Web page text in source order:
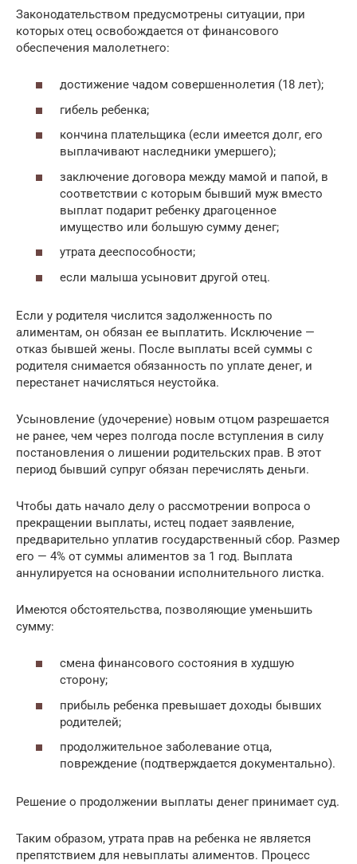
Законодательством предусмотрены ситуации, при
которых отец освобождается от финансового
обеспечения малолетнего:
достижение чадом совершеннолетия (18 лет);
гибель ребенка;
кончина плательщика (если имеется долг, его
выплачивают наследники умершего);
заключение договора между мамой и папой, в
соответствии с которым бывший муж вместо
выплат подарит ребенку драгоценное
имущество или большую сумму денег;
утрата дееспособности;
если малыша усыновит другой отец.
Если у родителя числится задолженность по
алиментам, он обязан ее выплатить. Исключение —
отказ бывшей жены. После выплаты всей суммы с
родителя снимается обязанность по уплате денег, и
перестанет начисляться неустойка.
Усыновление (удочерение) новым отцом разрешается
не ранее, чем через полгода после вступления в силу
постановления о лишении родительских прав. В этот
период бывший супруг обязан перечислять деньги.
Чтобы дать начало делу о рассмотрении вопроса о
прекращении выплаты, истец подает заявление,
предварительно уплатив государственный сбор. Размер
его — 4% от суммы алиментов за 1 год. Выплата
аннулируется на основании исполнительного листка.
Имеются обстоятельства, позволяющие уменьшить
сумму:
смена финансового состояния в худшую
сторону;
прибыль ребенка превышает доходы бывших
родителей;
продолжительное заболевание отца,
повреждение (подтверждается документально).
Решение о продолжении выплаты денег принимает суд.
Таким образом, утрата прав на ребенка не является
препятствием для невыплаты алиментов. Процесс